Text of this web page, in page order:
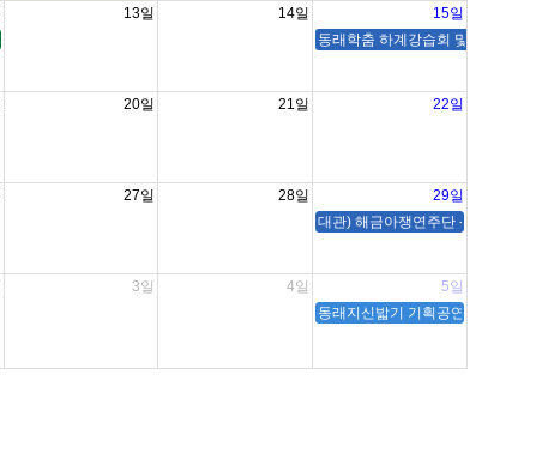
13일 14일
15일
동래학춤 하계강습회 및 워크숍 ( 송
20일 21일
22일
27일 28일
29일
대관) 해금아쟁연주단 - 해아연
3일 4일
5일
동래지신밟기 기획공연 (리허설) / (